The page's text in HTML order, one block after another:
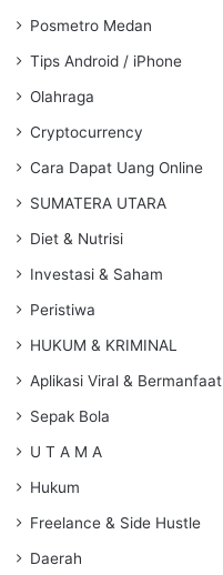
Posmetro Medan
Tips Android / iPhone
Olahraga
Cryptocurrency
Cara Dapat Uang Online
SUMATERA UTARA
Diet & Nutrisi
Investasi & Saham
Peristiwa
HUKUM & KRIMINAL
Aplikasi Viral & Bermanfaat
Sepak Bola
U T A M A
Hukum
Freelance & Side Hustle
Daerah